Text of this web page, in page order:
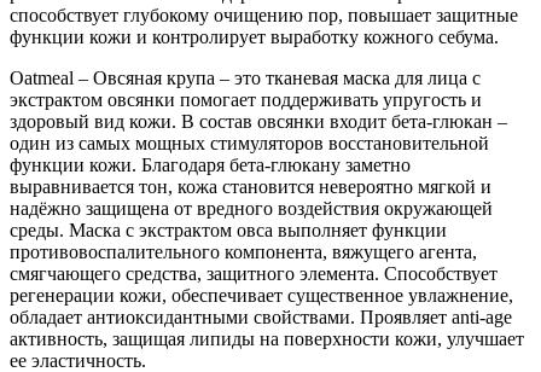
способствует глубокому очищению пор, повышает защитные
функции кожи и контролирует выработку кожного себума.
Oatmeal – Овсяная крупа – это тканевая маска для лица с
экстрактом овсянки помогает поддерживать упругость и
здоровый вид кожи. В состав овсянки входит бета-глюкан –
один из самых мощных стимуляторов восстановительной
функции кожи. Благодаря бета-глюкану заметно
выравнивается тон, кожа становится невероятно мягкой и
надёжно защищена от вредного воздействия окружающей
среды. Маска с экстрактом овса выполняет функции
противовоспалительного компонента, вяжущего агента,
смягчающего средства, защитного элемента. Способствует
регенерации кожи, обеспечивает существенное увлажнение,
обладает антиоксидантными свойствами. Проявляет anti-age
активность, защищая липиды на поверхности кожи, улучшает
ее эластичность.